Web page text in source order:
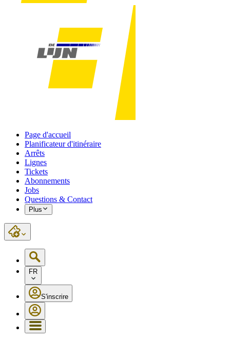
Page d'accueil
Planificateur d'itinéraire
Arrêts
Lignes
Tickets
Abonnements
Jobs
Questions & Contact
Plus
FR
S'inscrire